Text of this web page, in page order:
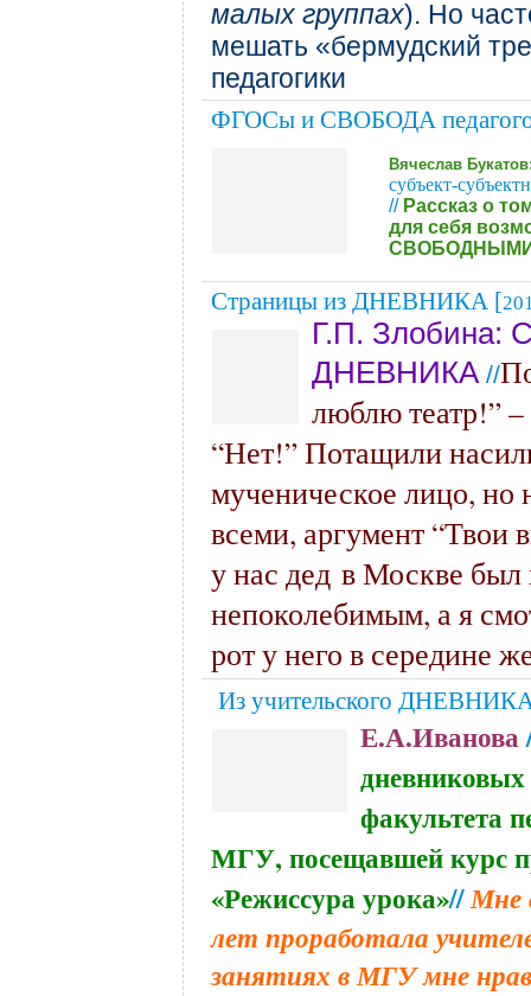
малых группах). Но
мешать «бермудский
педагогики
ФГОСы и СВОБОДА
Вячеслав
субъект-
// Рассказ о
для себя
СВОБОДНЫМИ
Страницы из ДНЕВНИКА [
Г.П. Злобина:
ДНЕВНИКА//
люблю театр!”
“Нет!” Потащили
мученическое лицо, но
всеми, аргумент “Твои
у нас дед в Москве был
непоколебимым, а я
рот у него в середине
Из учительского
Е.А.Иванова
факультета
МГУ, посещавшей курс
«Режиссура урока»//Мне
лет проработала
занятиях в МГУ мне